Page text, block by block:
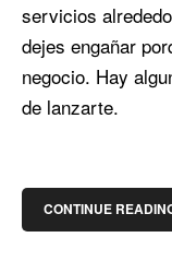
servicios
dejes engañar
negocio. Hay
de lanzarte.
CONTINUE